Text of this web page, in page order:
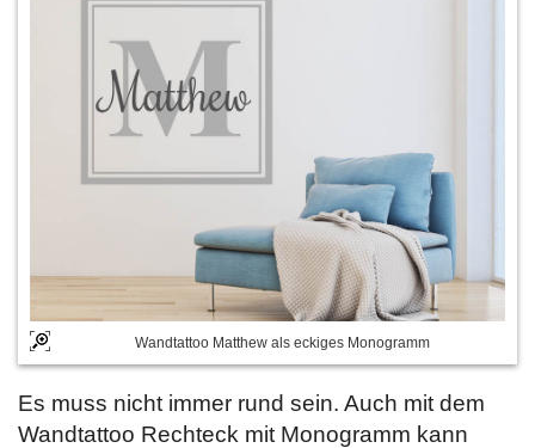
Wandtattoo Matthew als eckiges Monogramm
Es muss nicht immer rund sein. Auch mit dem
Wandtattoo Rechteck mit Monogramm kann